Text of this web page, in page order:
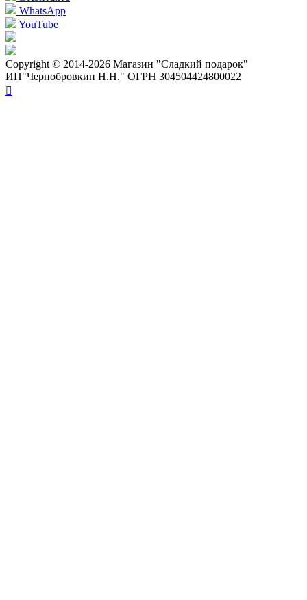
WhatsApp
YouTube
Copyright © 2014-2026 Магазин "Сладкий подарок"
ИП"Чернобровкин Н.Н." ОГРН 304504424800022
